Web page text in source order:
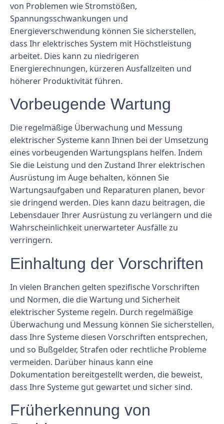
von Problemen wie Stromstößen,
Spannungsschwankungen und
Energieverschwendung können Sie sicherstellen,
dass Ihr elektrisches System mit Höchstleistung
arbeitet. Dies kann zu niedrigeren
Energierechnungen, kürzeren Ausfallzeiten und
höherer Produktivität führen.
Vorbeugende Wartung
Die regelmäßige Überwachung und Messung
elektrischer Systeme kann Ihnen bei der Umsetzung
eines vorbeugenden Wartungsplans helfen. Indem
Sie die Leistung und den Zustand Ihrer elektrischen
Ausrüstung im Auge behalten, können Sie
Wartungsaufgaben und Reparaturen planen, bevor
sie dringend werden. Dies kann dazu beitragen, die
Lebensdauer Ihrer Ausrüstung zu verlängern und die
Wahrscheinlichkeit unerwarteter Ausfälle zu
verringern.
Einhaltung der Vorschriften
In vielen Branchen gelten spezifische Vorschriften
und Normen, die die Wartung und Sicherheit
elektrischer Systeme regeln. Durch regelmäßige
Überwachung und Messung können Sie sicherstellen,
dass Ihre Systeme diesen Vorschriften entsprechen,
und so Bußgelder, Strafen oder rechtliche Probleme
vermeiden. Darüber hinaus kann eine
Dokumentation bereitgestellt werden, die beweist,
dass Ihre Systeme gut gewartet und sicher sind.
Früherkennung von